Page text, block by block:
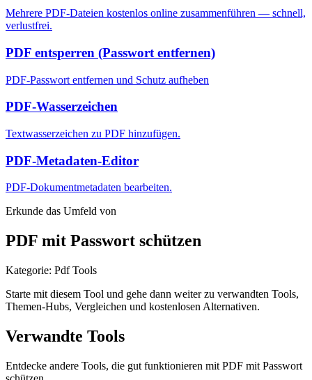
Mehrere PDF-Dateien kostenlos online zusammenführen — schnell,
verlustfrei.
PDF entsperren (Passwort entfernen)
PDF-Passwort entfernen und Schutz aufheben
PDF-Wasserzeichen
Textwasserzeichen zu PDF hinzufügen.
PDF-Metadaten-Editor
PDF-Dokumentmetadaten bearbeiten.
Erkunde das Umfeld von
PDF mit Passwort schützen
Kategorie: Pdf Tools
Starte mit diesem Tool und gehe dann weiter zu verwandten Tools,
Themen-Hubs, Vergleichen und kostenlosen Alternativen.
Verwandte Tools
Entdecke andere Tools, die gut funktionieren mit PDF mit Passwort